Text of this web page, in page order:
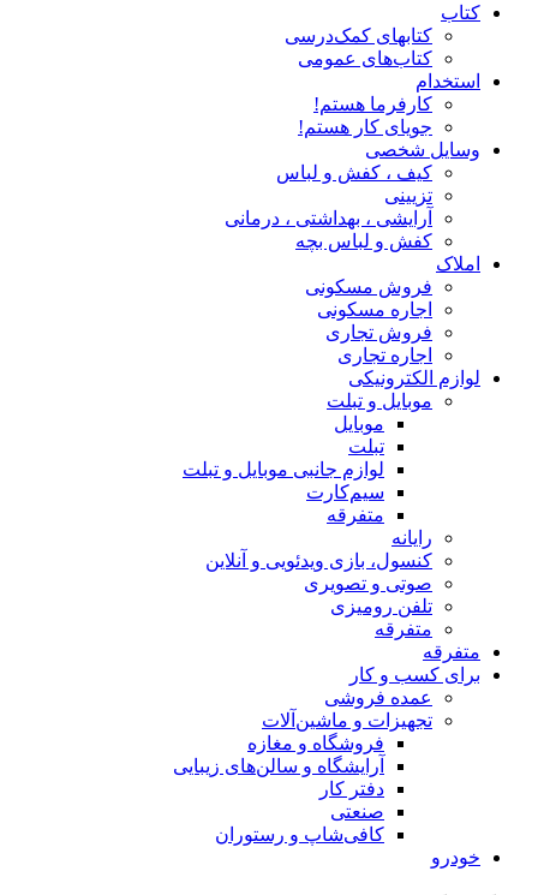
کتاب
کتابهای کمک‌درسی
کتاب‌های عمومی
استخدام
کارفرما هستم!
جویای کار هستم!
وسایل شخصی
کیف ، کفش و لباس
تزیینی
آرایشی ، بهداشتی ، درمانی
کفش و لباس بچه
املاک
فروش مسکونی
اجاره مسکونی
فروش تجاری
اجاره تجاری
لوازم الکترونیکی
موبایل و تبلت
موبایل
تبلت
لوازم جانبی موبایل و تبلت
سیم‌کارت
متفرقه
رایانه
کنسول، بازی‌ ویدئویی و آنلاین
صوتی و تصویری
تلفن رومیزی
متفرقه
متفرقه
برای کسب و کار
عمده فروشی
تجهیزات و ماشین‌آلات
فروشگاه و مغازه
آرایشگاه و سالن‌های زیبایی
دفتر کار
صنعتی
کافی‌شاپ و رستوران
خودرو